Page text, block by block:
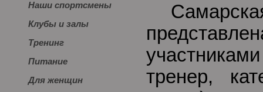
Наши спортсмены
Клубы и залы
Тренинг
Питание
Для женщин
тренер,